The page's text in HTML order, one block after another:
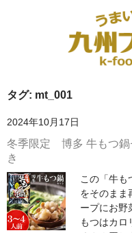
HOME
商品カテゴリ
新商品
おすすめ商品
辛子明太子
タグ: mt_001
2024年10月17日
冬季限定 博多 牛もつ鍋
き
この「牛も
をそのまま
ープにお野
もつはカロ